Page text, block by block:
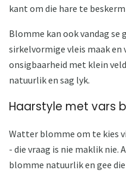
kant om die hare te
Blomme kan ook vandag se
sirkelvormige vleis maak en
onsigbaarheid met klein
natuurlik en sag lyk.
Haarstyle met vars
Watter blomme om te kies
- die vraag is nie maklik nie.
blomme natuurlik en gee